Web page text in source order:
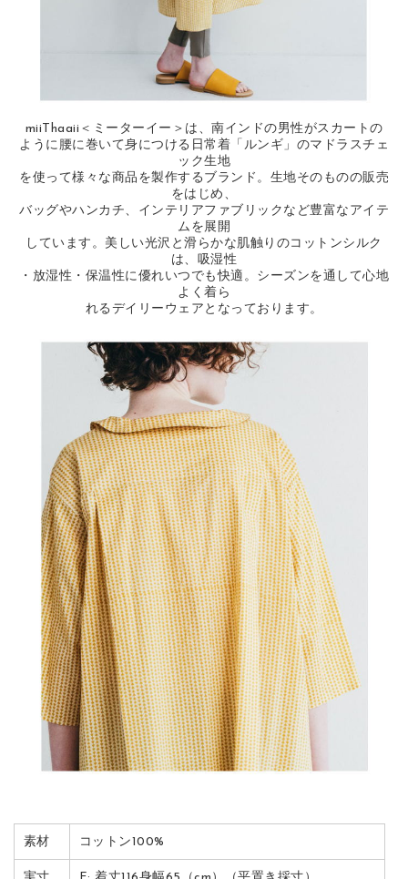
miiThaaii＜ミーターイー＞は、南インドの男性がスカートの
ように腰に巻いて身につける日常着「ルンギ」のマドラスチェ
ック生地
を使って様々な商品を製作するブランド。生地そのものの販売
をはじめ、
バッグやハンカチ、インテリアファブリックなど豊富なアイテ
ムを展開
しています。美しい光沢と滑らかな肌触りのコットンシルク
は、吸湿性
・放湿性・保温性に優れいつでも快適。シーズンを通して心地
よく着ら
れるデイリーウェアとなっております。
素材 コットン100%